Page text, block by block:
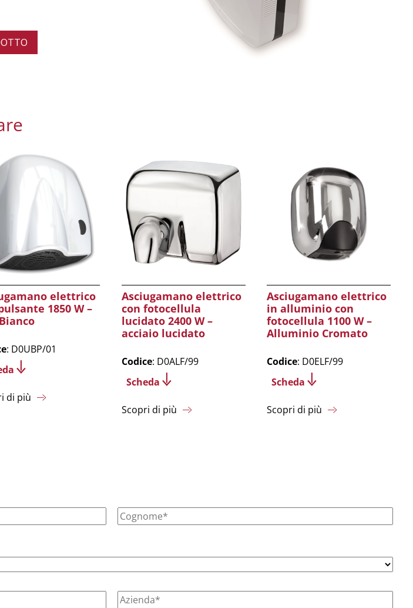
elettrico
1850 W –
: D0UBP/01
di più
Asciugamano elettrico
con fotocellula
lucidato 2400 W –
acciaio lucidato
Codice: D0ALF/99
Scheda
Scopri di più
Asciugamano elettrico
in alluminio con
fotocellula 1100 W –
Alluminio Cromato
Codice: D0ELF/99
Scheda
Scopri di più